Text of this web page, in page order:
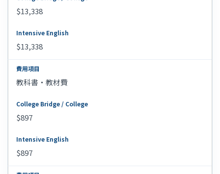
$13,338
$13,338
教科書・教材費
$897
$897